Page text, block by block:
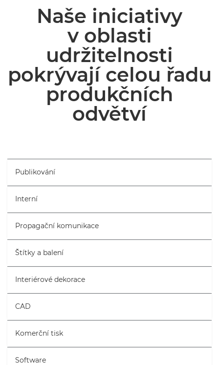
ČLÁNKY A PŘÍPADOVÉ STUDIE
Naše iniciativy
v oblasti
udržitelnosti
pokrývají celou řadu
produkčních
odvětví
Publikování
Interní
Propagační komunikace
Štítky a balení
Interiérové dekorace
CAD
Komerční tisk
Software